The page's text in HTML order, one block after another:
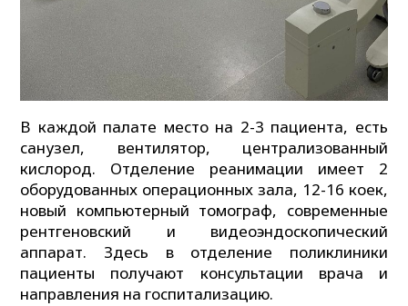
В каждой палате место на 2-3 пациента, есть
санузел, вентилятор, централизованный
кислород. Отделение реанимации имеет 2
оборудованных операционных зала, 12-16 коек,
новый компьютерный томограф, современные
рентгеновский и видеоэндоскопический
аппарат. Здесь в отделение поликлиники
пациенты получают консультации врача и
направления на госпитализацию.